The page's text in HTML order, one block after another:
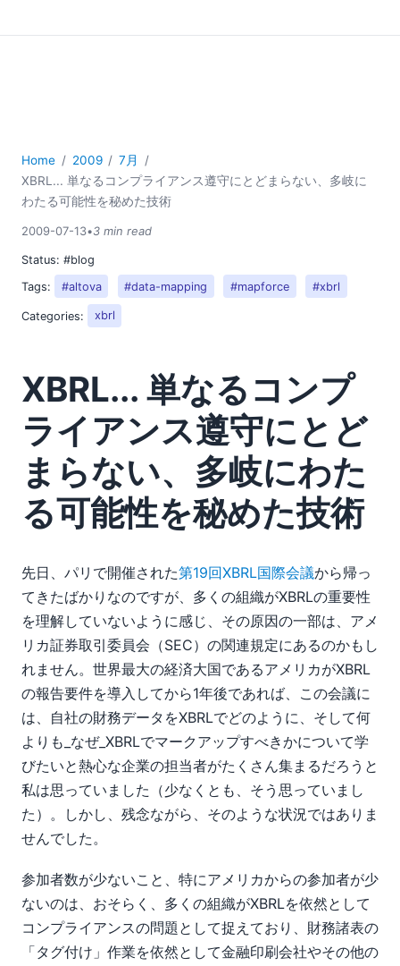
Home 2009
7月
XBRL... 単なるコンプライアンス遵守にとどまらない、多岐に
わたる可能性を秘めた技術
2009-07-13•3 min read
Status: #blog
Tags:
#altova #data-mapping #mapforce #xbrl
Categories: xbrl
XBRL... 単なるコンプ
ライアンス遵守にとど
まらない、多岐にわた
る可能性を秘めた技術
先日、パリで開催された第19回XBRL国際会議から帰っ
てきたばかりなのですが、多くの組織がXBRLの重要性
を理解していないように感じ、その原因の一部は、アメ
リカ証券取引委員会（SEC）の関連規定にあるのかもし
れません。世界最大の経済大国であるアメリカがXBRL
の報告要件を導入してから1年後であれば、この会議に
は、自社の財務データをXBRLでどのように、そして何
よりも_なぜ_XBRLでマークアップすべきかについて学
びたいと熱心な企業の担当者がたくさん集まるだろうと
私は思っていました（少なくとも、そう思っていまし
た）。しかし、残念ながら、そのような状況ではありま
せんでした。
参加者数が少ないこと、特にアメリカからの参加者が少
ないのは、おそらく、多くの組織がXBRLを依然として
コンプライアンスの問題として捉えており、財務諸表の
「タグ付け」作業を依然として金融印刷会社やその他の